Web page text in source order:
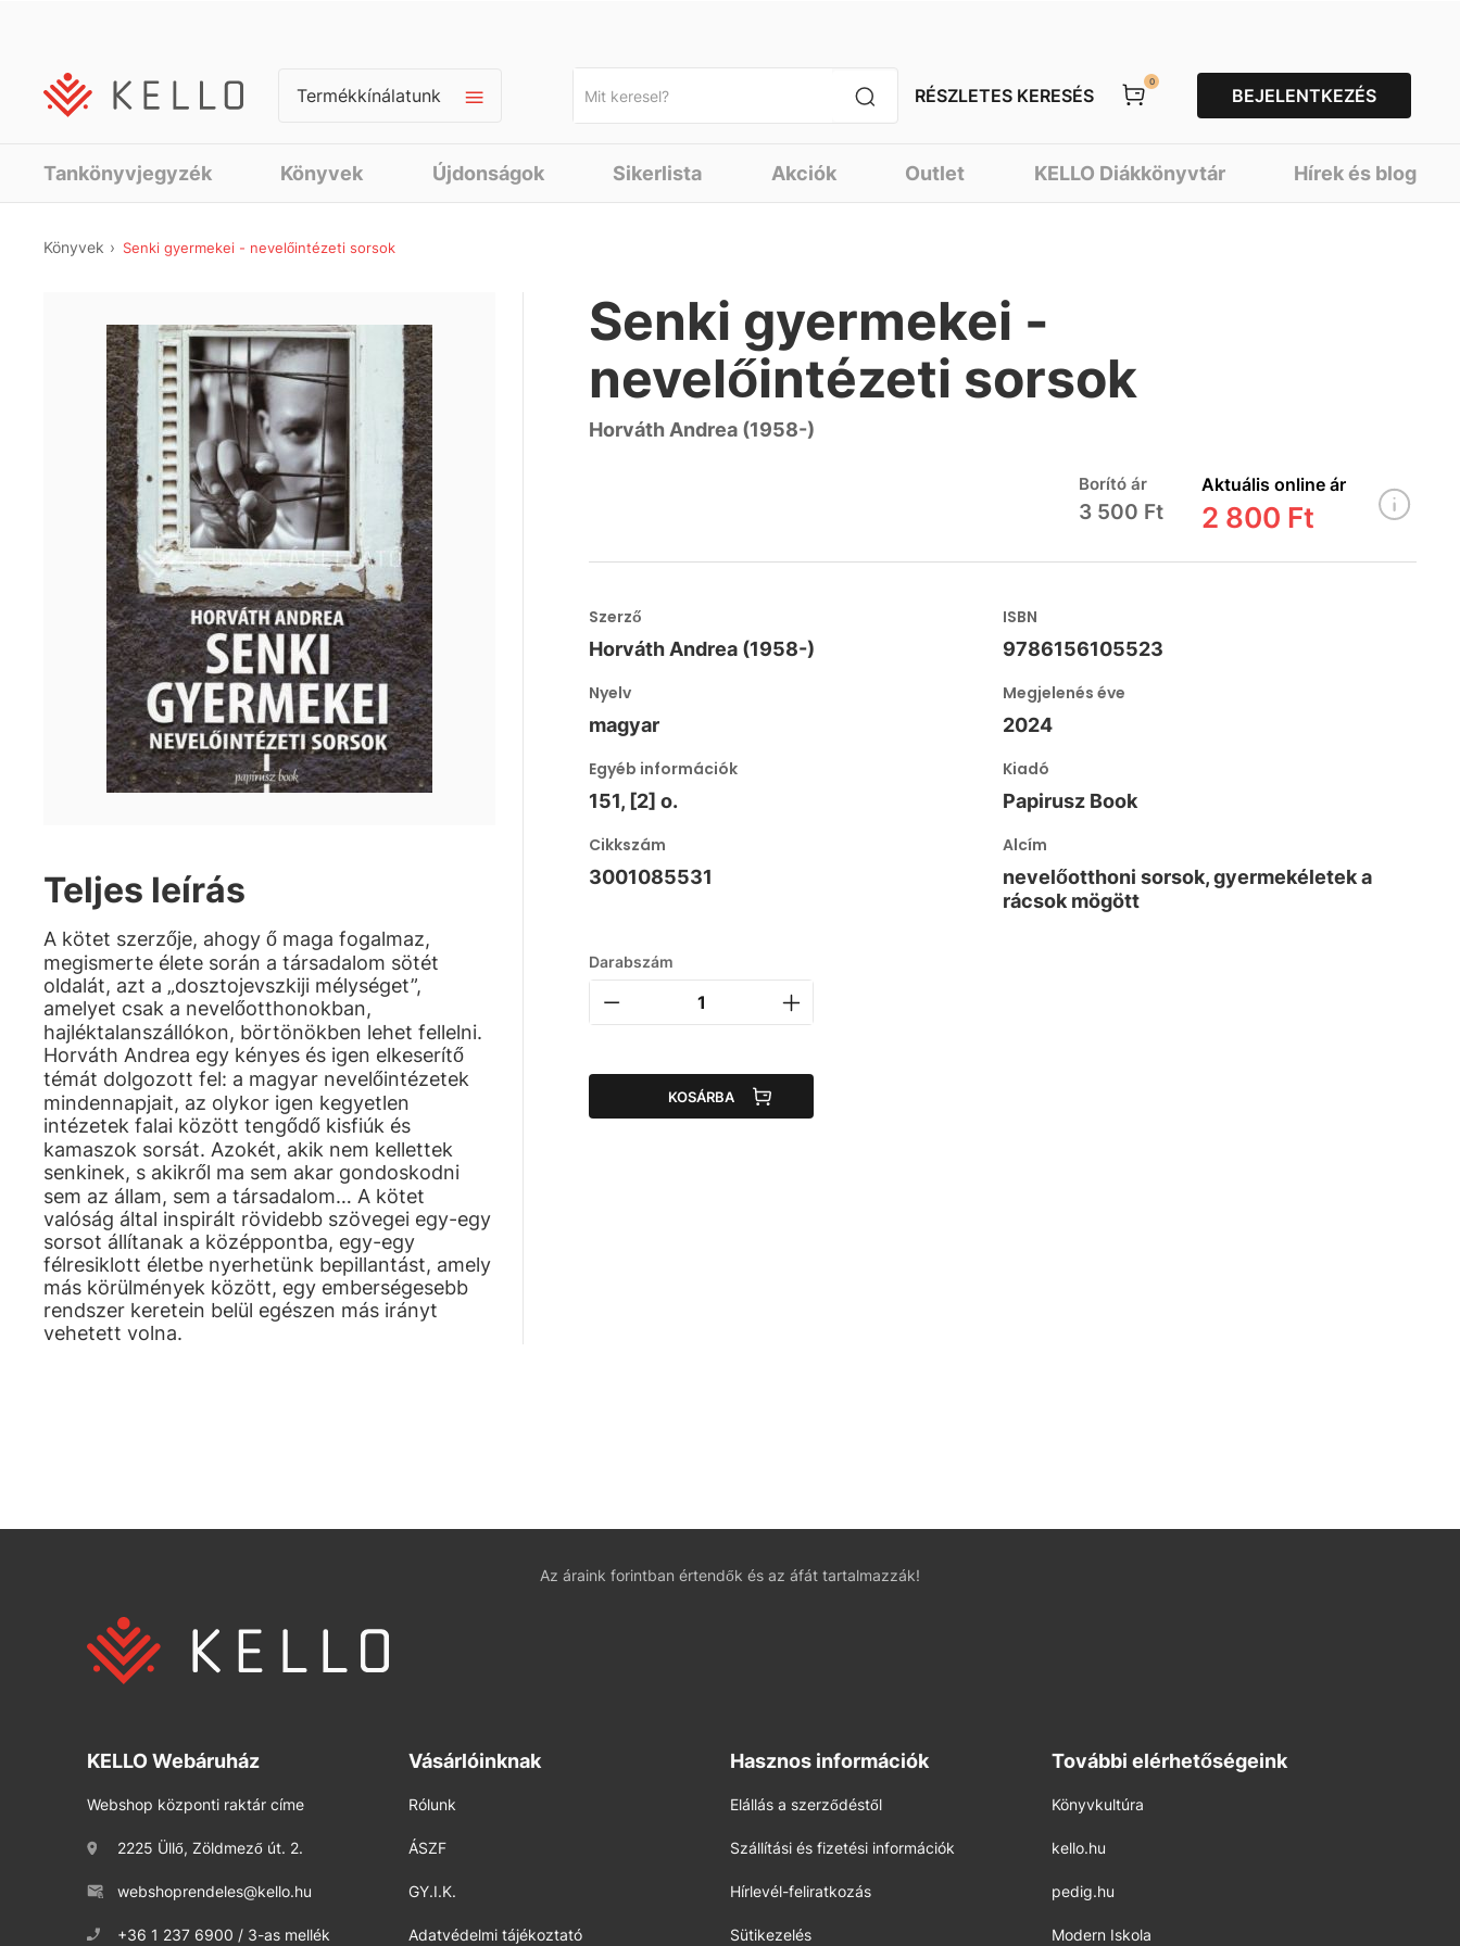
Termékkínálatunk RÉSZLETES KERESÉS
0
BEJELENTKEZÉS
Tankönyvjegyzék Könyvek Újdonságok Sikerlista Akciók Outlet KELLO Diákkönyvtár Hírek és blog
Könyvek Senki gyermekei - nevelőintézeti sorsok
Teljes leírás
A kötet szerzője, ahogy ő maga fogalmaz,
megismerte élete során a társadalom sötét
oldalát, azt a „dosztojevszkiji mélységet”,
amelyet csak a nevelőotthonokban,
hajléktalanszállókon, börtönökben lehet fellelni.
Horváth Andrea egy kényes és igen elkeserítő
témát dolgozott fel: a magyar nevelőintézetek
mindennapjait, az olykor igen kegyetlen
intézetek falai között tengődő kisfiúk és
kamaszok sorsát. Azokét, akik nem kellettek
senkinek, s akikről ma sem akar gondoskodni
sem az állam, sem a társadalom… A kötet
valóság által inspirált rövidebb szövegei egy-egy
sorsot állítanak a középpontba, egy-egy
félresiklott életbe nyerhetünk bepillantást, amely
más körülmények között, egy emberségesebb
rendszer keretein belül egészen más irányt
vehetett volna.
Senki gyermekei -
nevelőintézeti sorsok
Horváth Andrea (1958-)
Borító ár
3 500 Ft
Aktuális online ár
2 800 Ft
Szerző
Horváth Andrea (1958-)
ISBN
9786156105523
Nyelv
magyar
Megjelenés éve
2024
Egyéb információk
151, [2] o.
Kiadó
Papirusz Book
Cikkszám
3001085531
Alcím
nevelőotthoni sorsok, gyermekéletek a
rácsok mögött
Darabszám
KOSÁRBA
Az áraink forintban értendők és az áfát tartalmazzák!
KELLO Webáruház
Webshop központi raktár címe
2225 Üllő, Zöldmező út. 2.
webshoprendeles@kello.hu
+36 1 237 6900 / 3-as mellék
Vásárlóinknak
Rólunk
ÁSZF
GY.I.K.
Adatvédelmi tájékoztató
Hasznos információk
Elállás a szerződéstől
Szállítási és fizetési információk
Hírlevél-feliratkozás
Sütikezelés
További elérhetőségeink
Könyvkultúra
kello.hu
pedig.hu
Modern Iskola